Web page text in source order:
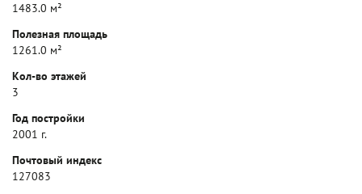
1483.0 м²
Полезная площадь
1261.0 м²
Кол-во этажей
3
Год постройки
2001 г.
Почтовый индекс
127083